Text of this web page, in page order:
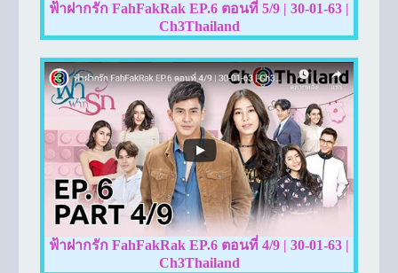
ฟ้าฝากรัก FahFakRak EP.6 ตอนที่ 5/9 | 30-01-63 |
Ch3Thailand
ฟ้าฝากรัก FahFakRak EP.6 ตอนที่ 4/9 | 30-01-63 |
Ch3Thailand